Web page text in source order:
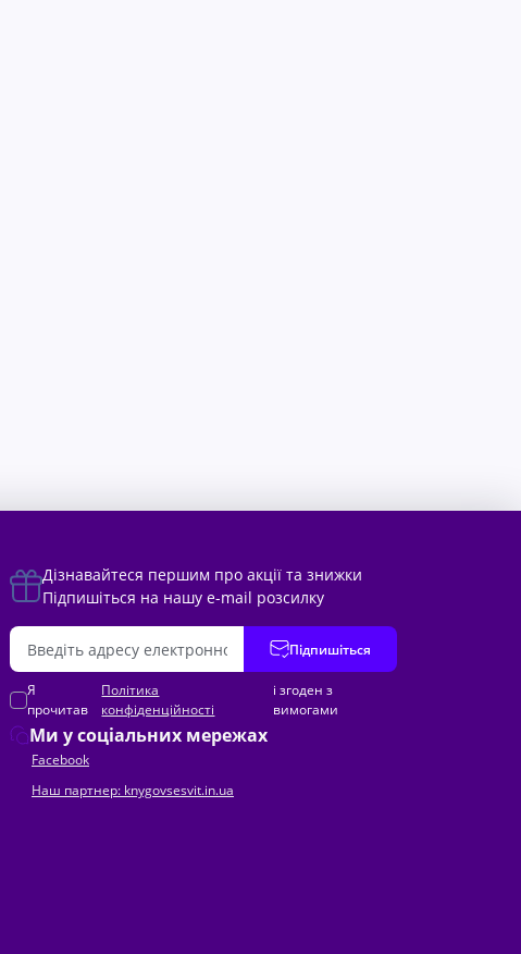
Ми у соціальних мережах
Facebook
Наш партнер: knygovsesvit.in.ua
Дізнавайтеся першим про акції та знижки
Підпишіться на нашу e-mail розсилку
Підпишіться
Я
прочитав
Політика
конфіденційності
і згоден з
вимогами